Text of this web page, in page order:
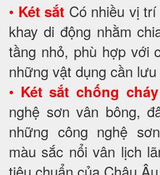
• Két sắt Có nhiều vị
khay di động nhằm
tầng nhỏ, phù hợp với
những vật dụng cần
• Két sắt chống cháy
nghệ sơn vân bông,
những công nghệ
màu sắc nổi vân lịch